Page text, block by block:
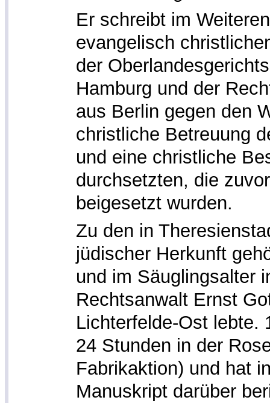
Er schreibt im
evangelisch
der
Hamburg und der
aus Berlin gegen den
christliche Betreuung
und eine christliche
durchsetzten, die
beigesetzt wurden.
Zu den in
jüdischer Herkunft
und im Säuglingsalter
Rechtsanwalt Ernst
Lichterfelde-Ost lebte.
24 Stunden in der
Fabrikaktion) und hat
Manuskript darüber